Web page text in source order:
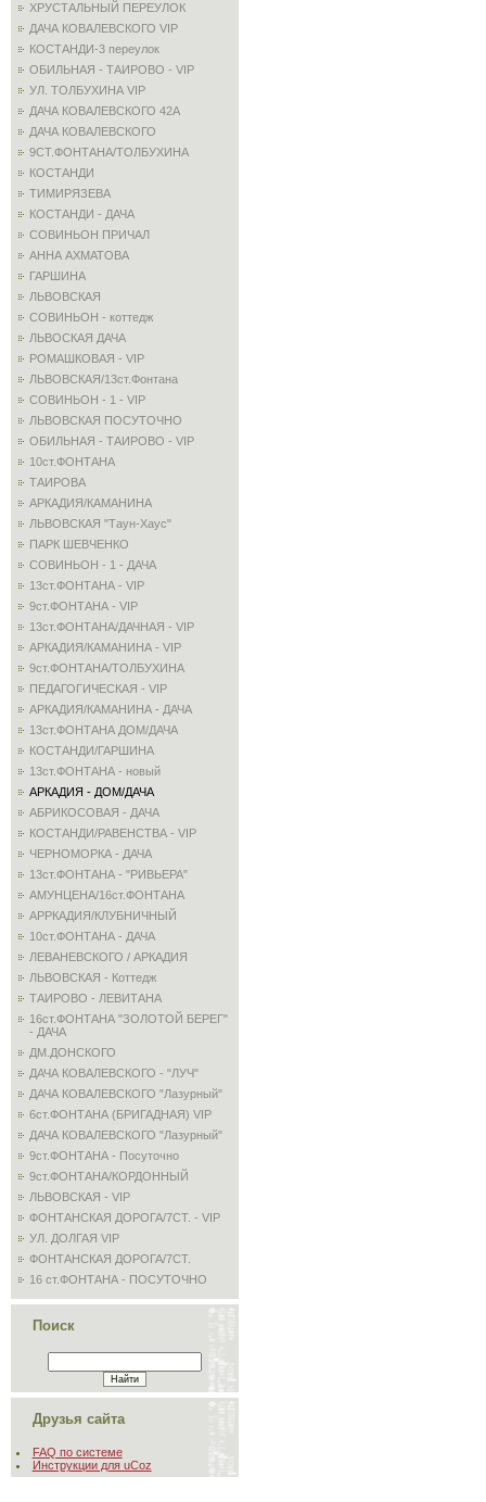
ХРУСТАЛЬНЫЙ ПЕРЕУЛОК
ДАЧА КОВАЛЕВСКОГО VIP
КОСТАНДИ-3 переулок
ОБИЛЬНАЯ - ТАИРОВО - VIP
УЛ. ТОЛБУХИНА VIP
ДАЧА КОВАЛЕВСКОГО 42А
ДАЧА КОВАЛЕВСКОГО
9СТ.ФОНТАНА/ТОЛБУХИНА
КОСТАНДИ
ТИМИРЯЗЕВА
КОСТАНДИ - ДАЧА
СОВИНЬОН ПРИЧАЛ
АННА АХМАТОВА
ГАРШИНА
ЛЬВОВСКАЯ
СОВИНЬОН - коттедж
ЛЬВОСКАЯ ДАЧА
РОМАШКОВАЯ - VIP
ЛЬВОВСКАЯ/13ст.Фонтана
СОВИНЬОН - 1 - VIP
ЛЬВОВСКАЯ ПОСУТОЧНО
ОБИЛЬНАЯ - ТАИРОВО - VIP
10ст.ФОНТАНА
ТАИРОВА
АРКАДИЯ/КАМАНИНА
ЛЬВОВСКАЯ "Таун-Хаус"
ПАРК ШЕВЧЕНКО
СОВИНЬОН - 1 - ДАЧА
13ст.ФОНТАНА - VIP
9ст.ФОНТАНА - VIP
13ст.ФОНТАНА/ДАЧНАЯ - VIP
АРКАДИЯ/КАМАНИНА - VIP
9ст.ФОНТАНА/ТОЛБУХИНА
ПЕДАГОГИЧЕСКАЯ - VIP
АРКАДИЯ/КАМАНИНА - ДАЧА
13ст.ФОНТАНА ДОМ/ДАЧА
КОСТАНДИ/ГАРШИНА
13ст.ФОНТАНА - новый
АРКАДИЯ - ДОМ/ДАЧА
АБРИКОСОВАЯ - ДАЧА
КОСТАНДИ/РАВЕНСТВА - VIP
ЧЕРНОМОРКА - ДАЧА
13ст.ФОНТАНА - "РИВЬЕРА"
АМУНЦЕНА/16ст.ФОНТАНА
АРРКАДИЯ/КЛУБНИЧНЫЙ
10ст.ФОНТАНА - ДАЧА
ЛЕВАНЕВСКОГО / АРКАДИЯ
ЛЬВОВСКАЯ - Коттедж
ТАИРОВО - ЛЕВИТАНА
16ст.ФОНТАНА "ЗОЛОТОЙ БЕРЕГ"
- ДАЧА
ДМ.ДОНСКОГО
ДАЧА КОВАЛЕВСКОГО - "ЛУЧ"
ДАЧА КОВАЛЕВСКОГО "Лазурный"
6ст.ФОНТАНА (БРИГАДНАЯ) VIP
ДАЧА КОВАЛЕВСКОГО "Лазурный"
9ст.ФОНТАНА - Посуточно
9ст.ФОНТАНА/КОРДОННЫЙ
ЛЬВОВСКАЯ - VIP
ФОНТАНСКАЯ ДОРОГА/7СТ. - VIP
УЛ. ДОЛГАЯ VIP
ФОНТАНСКАЯ ДОРОГА/7СТ.
16 ст.ФОНТАНА - ПОСУТОЧНО
Поиск
Друзья сайта
FAQ по системе
Инструкции для uCoz